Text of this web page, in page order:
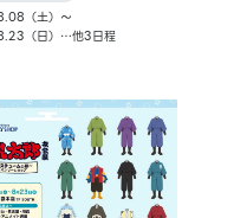
（土）〜
（日）…他3日程